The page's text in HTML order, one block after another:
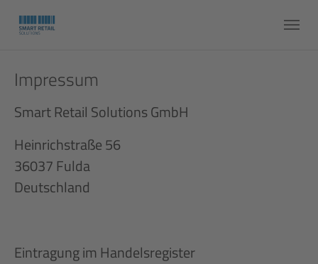
Impressum
Smart Retail Solutions GmbH
Heinrichstraße 56
36037 Fulda
Deutschland
Eintragung im Handelsregister